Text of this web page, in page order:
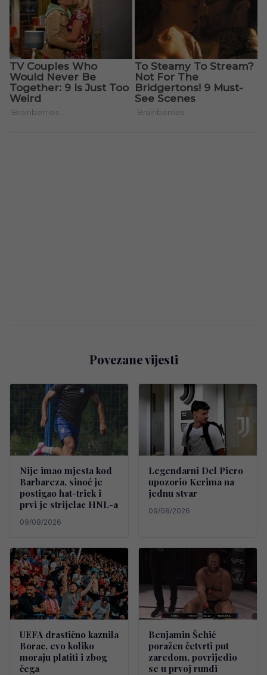
Povezane vijesti
Nije imao mjesta kod
Barbareza, sinoć je
postigao hat-trick i
prvi je strijelac HNL-a
09/08/2026
Legendarni Del Piero
upozorio Kerima na
jednu stvar
09/08/2026
UEFA drastično kaznila
Borac, evo koliko
moraju platiti i zbog
čega
Benjamin Šehić
poražen četvrti put
zaredom, povrijedio
se u prvoj rundi